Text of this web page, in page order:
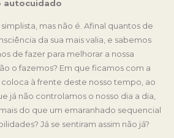
autocuidado
mas não é. Afinal quantos de
da sua mais valia, e sabemos
de fazer para melhorar a nossa
o fazemos? Em que ficamos com a
à frente deste nosso tempo, ao
já não controlamos o nosso dia a dia,
do que um emaranhado sequencial
Já se sentiram assim não já?